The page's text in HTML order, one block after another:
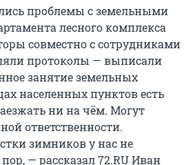
проблемы с земельными
лесного комплекса
совместно с сотрудниками
протоколы — выписали
занятие земельных
населенных пунктов есть
ни на чём. Могут
ответственности.
зимников у нас не
— рассказал 72.RU Иван